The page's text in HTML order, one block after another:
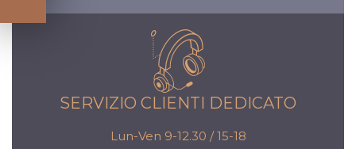
SERVIZIO CLIENTI DEDICATO
Lun-Ven 9-12.30 / 15-18